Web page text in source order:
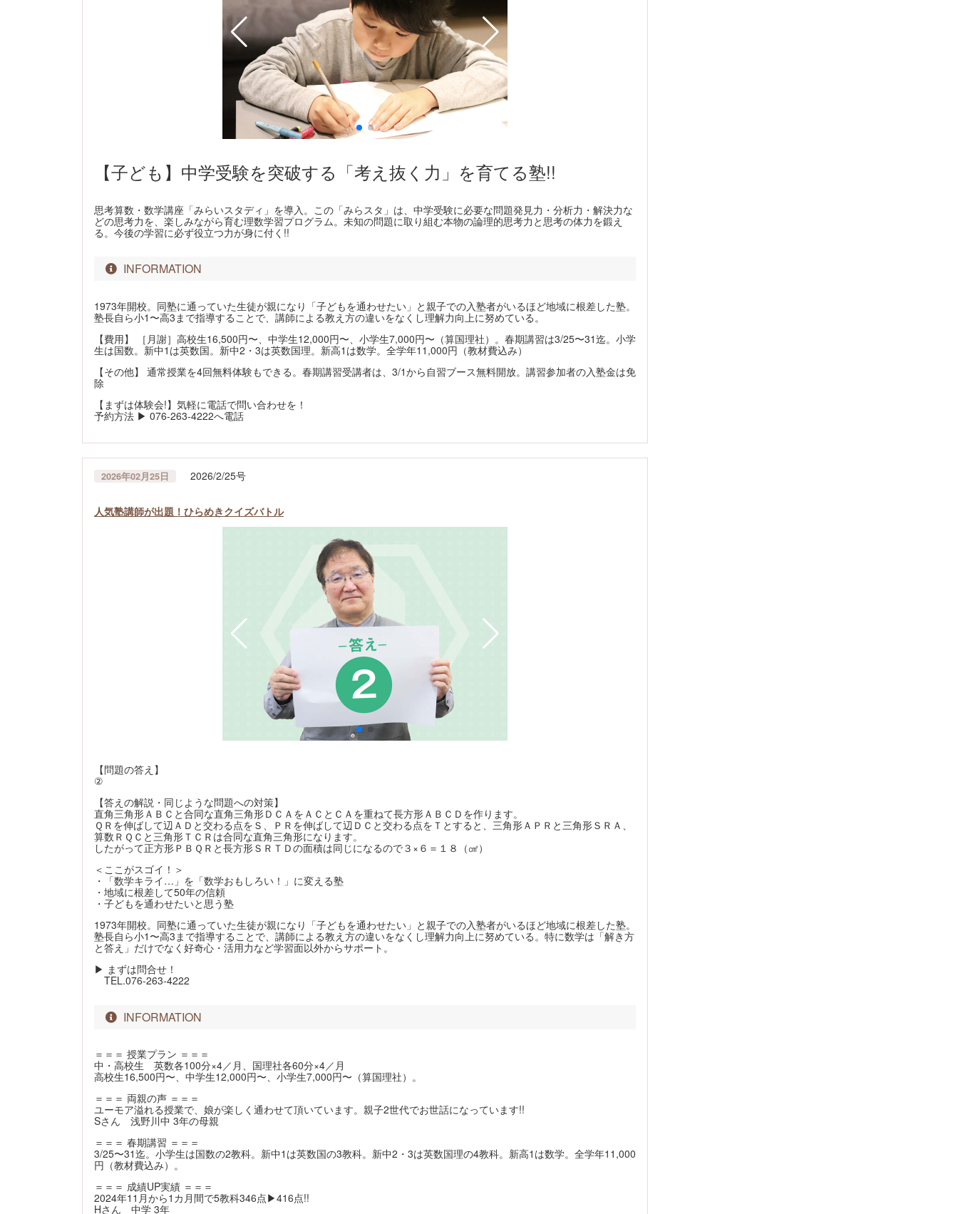
【子ども】中学受験を突破する「考え抜く力」を育てる塾!!
思考算数・数学講座「みらいスタディ」を導入。この「みらスタ」は、中学受験に必要な問題発見力・分析力・解決力な
どの思考力を、楽しみながら育む理数学習プログラム。未知の問題に取り組む本物の論理的思考力と思考の体力を鍛え
る。今後の学習に必ず役立つ力が身に付く!!
INFORMATION
1973年開校。同塾に通っていた生徒が親になり「子どもを通わせたい」と親子での入塾者がいるほど地域に根差した塾。
塾長自ら小1〜高3まで指導することで、講師による教え方の違いをなくし理解力向上に努めている。
【費用】 ［月謝］高校生16,500円〜、中学生12,000円〜、小学生7,000円〜（算国理社）。春期講習は3/25〜31迄。小学
生は国数。新中1は英数国。新中2・3は英数国理。新高1は数学。全学年11,000円（教材費込み）
【その他】 通常授業を4回無料体験もできる。春期講習受講者は、3/1から自習ブース無料開放。講習参加者の入塾金は免
除
【まずは体験会!】気軽に電話で問い合わせを！
予約方法 ▶ 076-263-4222へ電話
2026年02月25日 2026/2/25号
人気塾講師が出題！ひらめきクイズバトル
【問題の答え】
②
【答えの解説・同じような問題への対策】
直角三角形ＡＢＣと合同な直角三角形ＤＣＡをＡＣとＣＡを重ねて長方形ＡＢＣＤを作ります。
ＱＲを伸ばして辺ＡＤと交わる点をＳ、ＰＲを伸ばして辺ＤＣと交わる点をＴとすると、三角形ＡＰＲと三角形ＳＲＡ、
算数ＲＱＣと三角形ＴＣＲは合同な直角三角形になります。
したがって正方形ＰＢＱＲと長方形ＳＲＴＤの面積は同じになるので３×６＝１８（㎠）
＜ここがスゴイ！＞
・「数学キライ…」を「数学おもしろい！」に変える塾
・地域に根差して50年の信頼
・子どもを通わせたいと思う塾
1973年開校。同塾に通っていた生徒が親になり「子どもを通わせたい」と親子での入塾者がいるほど地域に根差した塾。
塾長自ら小1〜高3まで指導することで、講師による教え方の違いをなくし理解力向上に努めている。特に数学は「解き方
と答え」だけでなく好奇心・活用力など学習面以外からサポート。
▶ まずは問合せ！
TEL.076-263-4222
INFORMATION
＝＝＝ 授業プラン ＝＝＝
中・高校生 英数各100分×4／月、国理社各60分×4／月
高校生16,500円〜、中学生12,000円〜、小学生7,000円〜（算国理社）。
＝＝＝ 両親の声 ＝＝＝
ユーモア溢れる授業で、娘が楽しく通わせて頂いています。親子2世代でお世話になっています!!
Sさん 浅野川中 3年の母親
＝＝＝ 春期講習 ＝＝＝
3/25〜31迄。小学生は国数の2教科。新中1は英数国の3教科。新中2・3は英数国理の4教科。新高1は数学。全学年11,000
円（教材費込み）。
＝＝＝ 成績UP実績 ＝＝＝
2024年11月から1カ月間で5教科346点▶416点!!
Hさん 中学 3年